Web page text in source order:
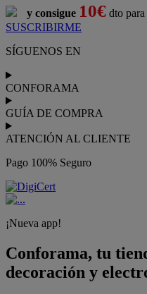
y consigue 10€ dto
SUSCRIBIRME
SÍGUENOS EN
CONFORAMA
GUÍA DE COMPRA
ATENCIÓN AL CLIENTE
Pago 100% Seguro
¡Nueva app!
Conforama, tu
decoración y